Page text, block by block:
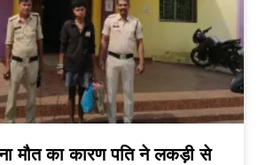
मौत का कारण पति ने लकड़ी से